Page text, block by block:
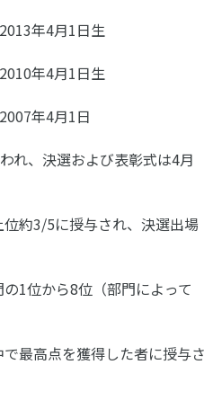
年4月1日生
年4月1日生
年4月1日
れ、決選および表彰式は4月
約3/5に授与され、決選出場
1位から8位（部門によって
最高点を獲得した者に授与さ